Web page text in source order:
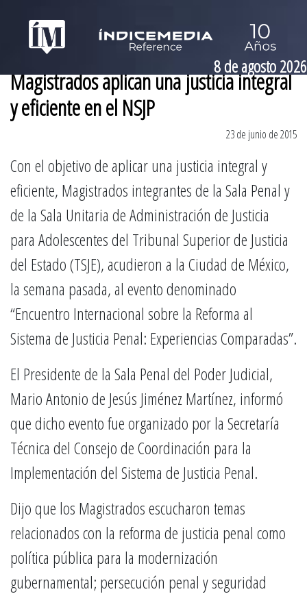
8 de agosto 2026
Magistrados aplican una justicia integral
y eficiente en el NSJP
23 de junio de 2015
Con el objetivo de aplicar una justicia integral y
eficiente, Magistrados integrantes de la Sala Penal y
de la Sala Unitaria de Administración de Justicia
para Adolescentes del Tribunal Superior de Justicia
del Estado (TSJE), acudieron a la Ciudad de México,
la semana pasada, al evento denominado
“Encuentro Internacional sobre la Reforma al
Sistema de Justicia Penal: Experiencias Comparadas”.
El Presidente de la Sala Penal del Poder Judicial,
Mario Antonio de Jesús Jiménez Martínez, informó
que dicho evento fue organizado por la Secretaría
Técnica del Consejo de Coordinación para la
Implementación del Sistema de Justicia Penal.
Dijo que los Magistrados escucharon temas
relacionados con la reforma de justicia penal como
política pública para la modernización
gubernamental; persecución penal y seguridad